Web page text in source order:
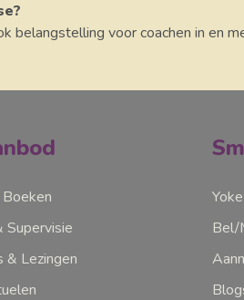
belangstelling voor coachen in en
Boeken
Supervisie
& Lezingen
Yoke
Bel/